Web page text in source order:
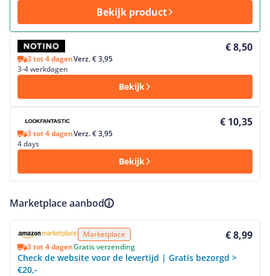
Bekijk product
€ 8,50
3 tot 4 dagenVerz. € 3,95
3-4 werkdagen
Bekijk
Bekijk product
€ 10,35
3 tot 4 dagenVerz. € 3,95
4 days
Bekijk
Marketplace aanbod
Marketplace € 8,99
3 tot 4 dagenGratis verzending
Check de website voor de levertijd | Gratis bezorgd >
€20,-
Bekijk product